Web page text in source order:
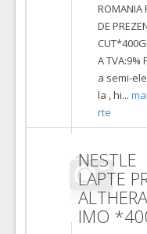
ROMANIA
DE
A TVA:9%
a semi-
la , hi...
rte
NESTLE
LAPTE
ALTHERA
IMO